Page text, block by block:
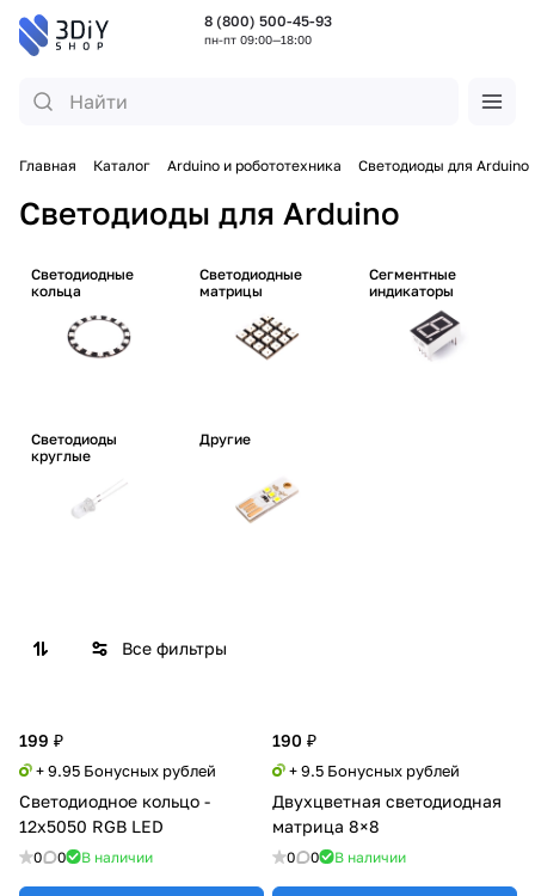
8 (800) 500-45-93
пн-пт 09:00—18:00
Главная Каталог Arduino и робототехника Светодиоды для Arduino
Светодиоды для Arduino
Светодиодные
кольца
Светодиодные
матрицы
Сегментные
индикаторы
Светодиоды
круглые
Другие
Все фильтры
199 ₽
+ 9.95 Бонусных рублей
Светодиодное кольцо -
12х5050 RGB LED
0 0 В наличии
190 ₽
+ 9.5 Бонусных рублей
Двухцветная светодиодная
матрица 8×8
0 0 В наличии